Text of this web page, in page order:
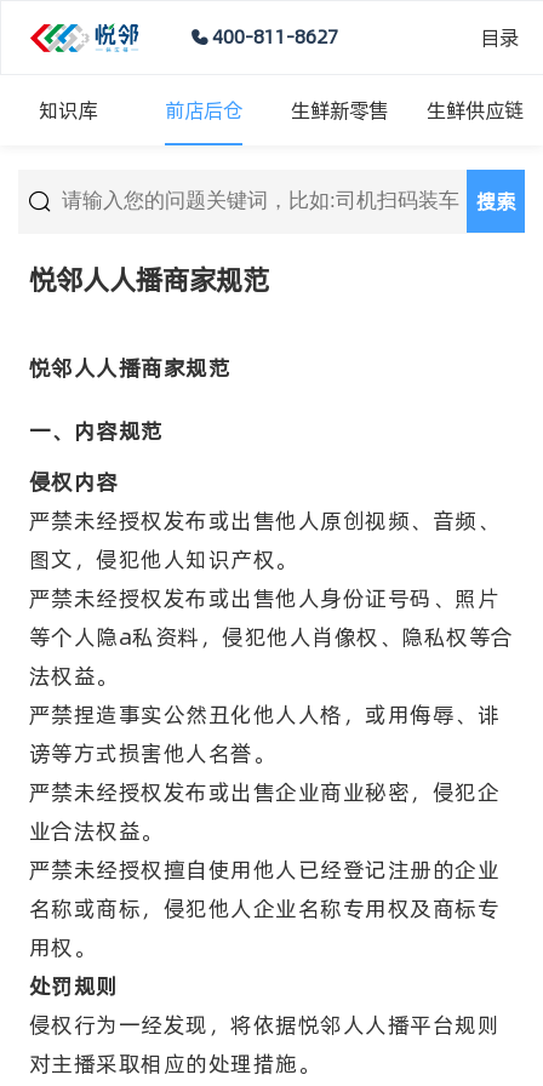
400-811-8627 目录
知识库 前店后仓 生鲜新零售 生鲜供应链
搜索
悦邻人人播商家规范
悦邻人人播商家规范
一、内容规范
侵权内容
严禁未经授权发布或出售他人原创视频、音频、
图文，侵犯他人知识产权。
严禁未经授权发布或出售他人身份证号码、照片
等个人隐a私资料，侵犯他人肖像权、隐私权等合
法权益。
严禁捏造事实公然丑化他人人格，或用侮辱、诽
谤等方式损害他人名誉。
严禁未经授权发布或出售企业商业秘密，侵犯企
业合法权益。
严禁未经授权擅自使用他人已经登记注册的企业
名称或商标，侵犯他人企业名称专用权及商标专
用权。
处罚规则
侵权行为一经发现，将依据悦邻人人播平台规则
对主播采取相应的处理措施。